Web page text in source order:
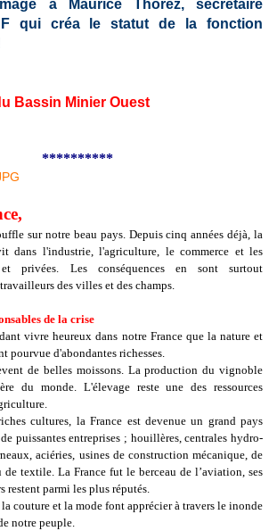
à Maurice Thorez, secrétaire
qui créa le statut de la fonction
Bassin Minier Ouest
**********
sur notre beau pays. Depuis cinq années déjà, la
dans l'industrie, l'agriculture, le commerce et les
privées. Les conséquences en sont surtout
des villes et des champs.
de la crise
vivre heureux dans notre France que la nature et
pourvue d'abondantes richesses.
de belles moissons. La production du vignoble
du monde. L'élevage reste une des ressources
cultures, la France est devenue un grand pays
puissantes entreprises ; houillères, centrales hydro-
aciéries, usines de construction mécanique, de
textile. La France fut le berceau de l’aviation, ses
restent parmi les plus réputés.
couture et la mode font apprécier à travers le inonde
notre peuple.